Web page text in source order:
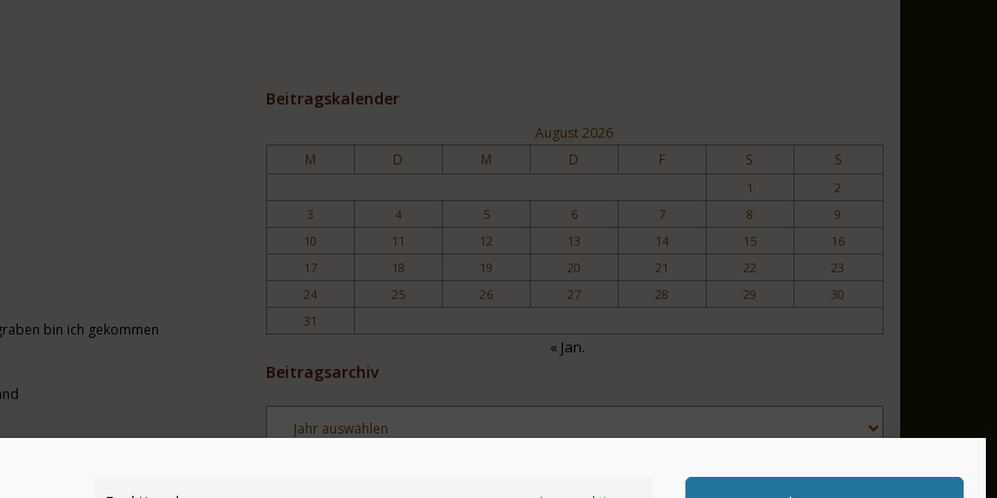
bin ich gekommen
Beitragskalender
August 2026
M D M D F S S
1
2
3
4 5 6 7 8
9
10
11 12 13 14 15
16
17
18 19 20 21 22
23
24
25 26 27 28 29
30
31
« Jan.
Beitragsarchiv
Archiv